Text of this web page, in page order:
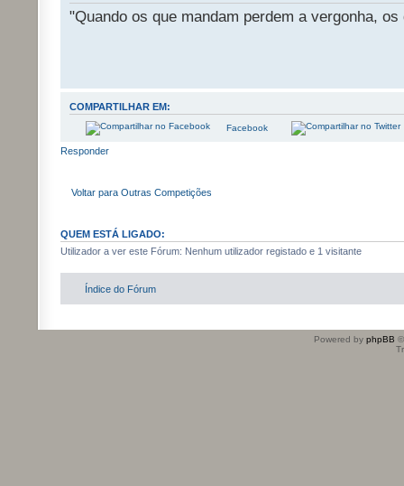
"Quando os que mandam perdem a vergonha,
COMPARTILHAR EM:
Facebook
Responder
Voltar para Outras Competições
QUEM ESTÁ LIGADO:
Utilizador a ver este Fórum: Nenhum utilizador registado e 1 visitante
Índice do Fórum
Powered by phpBB